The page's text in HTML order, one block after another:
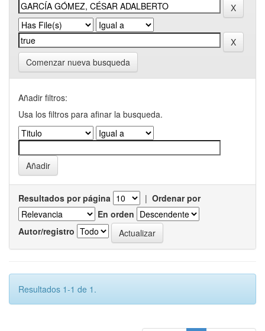
Comenzar nueva busqueda
Añadir filtros:
Usa los filtros para afinar la busqueda.
Resultados por página | Ordenar por
En orden
Autor/registro
Resultados 1-1 de 1.